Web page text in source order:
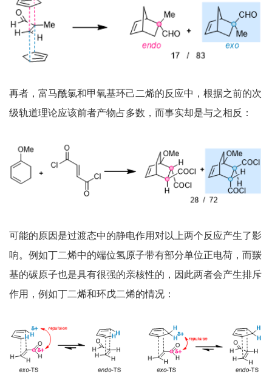
再者，富马酰氯和甲氧基环己二烯的反应中，根据之前的次
级轨道理论应该前者产物占多数，而事实却是与之相反：
可能的原因是过渡态中的静电作用对以上两个反应产生了影
响。例如丁二烯中的端位氢原子带有部分单位正电荷，而羰
基的碳原子也是具有很强的亲核性的，因此两者会产生排斥
作用，例如丁二烯和环戊二烯的情况：